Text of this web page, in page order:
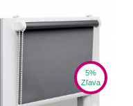
5%
Zľava